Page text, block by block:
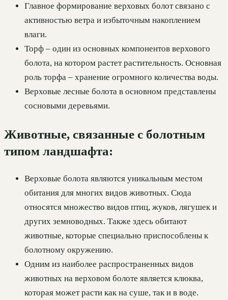
Главное формирование верховых болот связано с
активностью ветра и избыточным накоплением
влаги.
Торф – один из основных компонентов верхового
болота, на котором растет растительность. Основная
роль торфа – хранение огромного количества воды.
Верховые лесные болота в основном представлены
сосновыми деревьями.
Животные, связанные с болотным
типом ландшафта:
Верховые болота являются уникальным местом
обитания для многих видов животных. Сюда
относятся множество видов птиц, жуков, лягушек и
других земноводных. Также здесь обитают
животные, которые специально приспособлены к
болотному окружению.
Одним из наиболее распространенных видов
животных на верховом болоте является клюква,
которая может расти как на суше, так и в воде.